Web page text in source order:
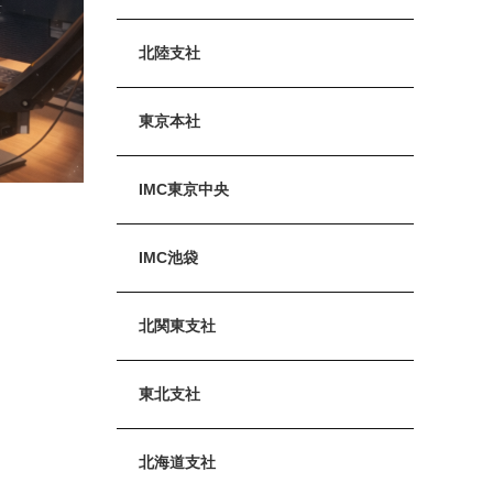
北陸支社
東京本社
IMC東京中央
IMC池袋
北関東支社
東北支社
北海道支社